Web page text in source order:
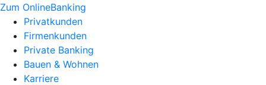
Zum OnlineBanking
Privatkunden
Firmenkunden
Private Banking
Bauen & Wohnen
Karriere